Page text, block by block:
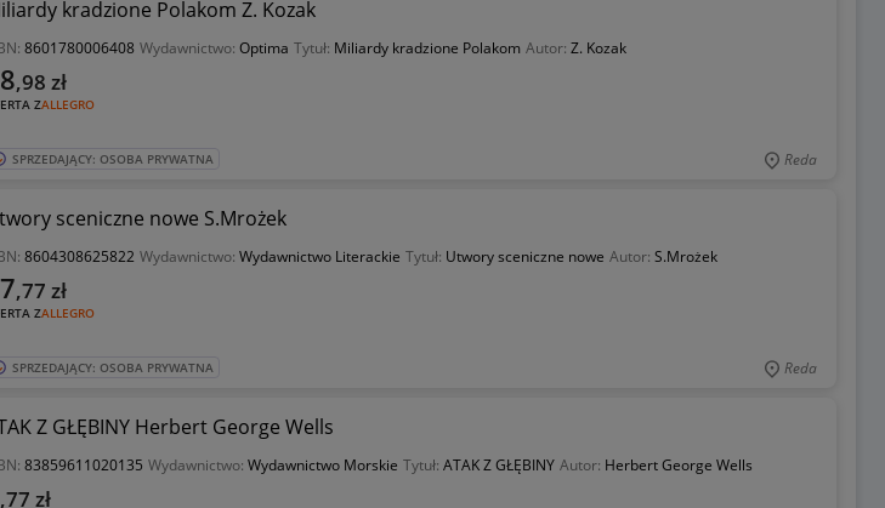
kradzione Polakom Z. Kozak
8601780006408 Wydawnictwo: Optima Tytuł: Miliardy kradzione Polakom Autor: Z. Kozak
ZALLEGRO
,98 zł
SPRZEDAJĄCY: OSOBA PRYWATNA Reda
sceniczne nowe S.Mrożek
8604308625822 Wydawnictwo: Wydawnictwo Literackie Tytuł: Utwory sceniczne nowe Autor: S.Mrożek
ZALLEGRO
,77 zł
SPRZEDAJĄCY: OSOBA PRYWATNA Reda
Z GŁĘBINY Herbert George Wells
83859611020135 Wydawnictwo: Wydawnictwo Morskie Tytuł: ATAK Z GŁĘBINY Autor: Herbert George Wells
,77 zł